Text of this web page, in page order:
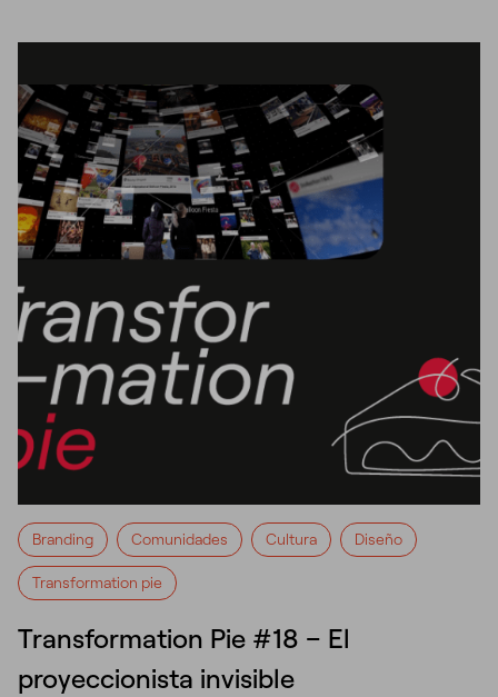
Branding Comunidades Cultura Diseño
Transformation pie
Transformation Pie #18 – El
proyeccionista invisible